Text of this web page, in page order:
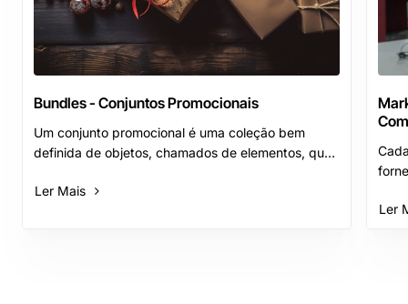
Bundles - Conjuntos Promocionais
Um conjunto promocional é uma coleção bem
definida de objetos, chamados de elementos, que
elementos podem ser por exemplo os produtos da
Ler Mais
Ler